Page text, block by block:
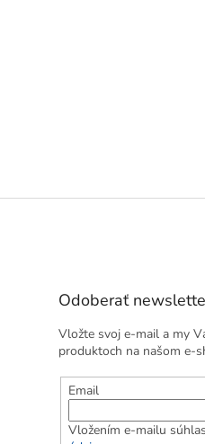
Odoberať
Vložte svoj e-mail a my
produktoch na našom e-
Email
Vložením e-mailu